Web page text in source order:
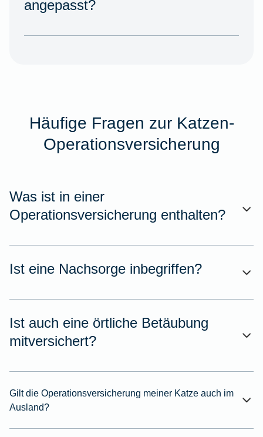
angepasst?
Häufige Fragen zur Katzen-
Operationsversicherung
Was ist in einer
Operationsversicherung enthalten?
Ist eine Nachsorge inbegriffen?
Ist auch eine örtliche Betäubung
mitversichert?
Gilt die Operationsversicherung meiner Katze auch im
Ausland?